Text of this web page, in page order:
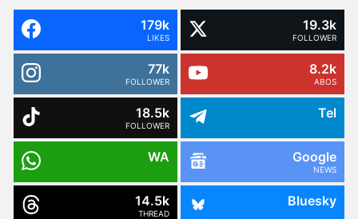
179k
LIKES
19.3k
FOLLOWER
77k
FOLLOWER
8.2k
ABOS
18.5k
FOLLOWER
Tel
WA Google
NEWS
14.5k
THREAD
Bluesky